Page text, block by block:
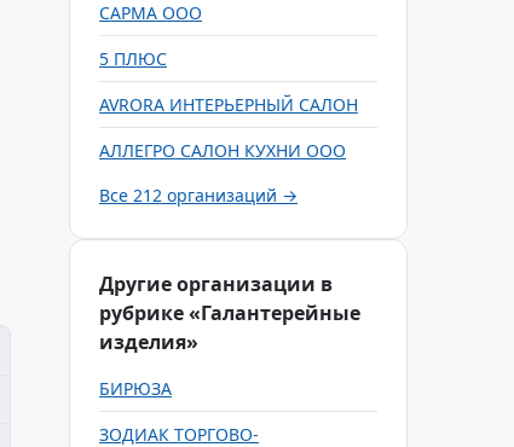
САРМА ООО
5 ПЛЮС
AVRORA ИНТЕРЬЕРНЫЙ САЛОН
АЛЛЕГРО САЛОН КУХНИ ООО
Все 212 организаций →
Другие организации в
рубрике «Галантерейные
изделия»
БИРЮЗА
ЗОДИАК ТОРГОВО-